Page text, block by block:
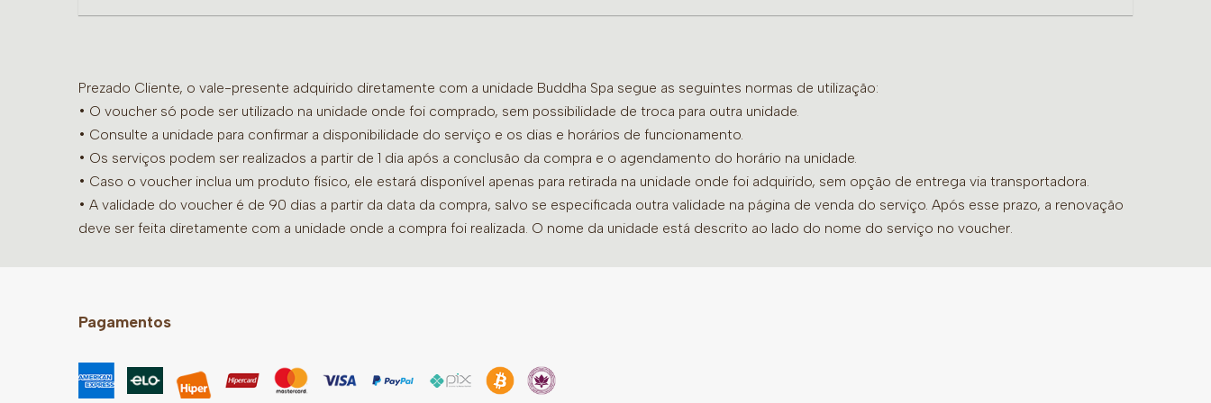
de rosa.
– Banho de Imersão 30’
– Estética Corporal à Escolha 50’
– Drenagem Facial 50’
– Refeição
Obs: O Banho de Imersão e a Refeição serão substituídos por
Prezado Cliente, o vale-presente adquirido diretamente com a unidade Buddha Spa segue as seguintes normas de utilização:
• O voucher só pode ser utilizado na unidade onde foi comprado, sem possibilidade de troca para outra unidade.
• Consulte a unidade para confirmar a disponibilidade do serviço e os dias e horários de funcionamento.
• Os serviços podem ser realizados a partir de 1 dia após a conclusão da compra e o agendamento do horário na unidade.
• Caso o voucher inclua um produto físico, ele estará disponível apenas para retirada na unidade onde foi adquirido, sem opção de entrega via transportadora.
• A validade do voucher é de 90 dias a partir da data da compra, salvo se especificada outra validade na página de venda do serviço. Após esse prazo, a renovação
deve ser feita diretamente com a unidade onde a compra foi realizada. O nome da unidade está descrito ao lado do nome do serviço no voucher.
Pagamentos